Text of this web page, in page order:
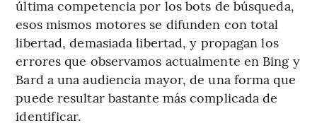
última competencia por los bots de búsqueda,
esos mismos motores se difunden con total
libertad, demasiada libertad, y propagan los
errores que observamos actualmente en Bing y
Bard a una audiencia mayor, de una forma que
puede resultar bastante más complicada de
identificar.